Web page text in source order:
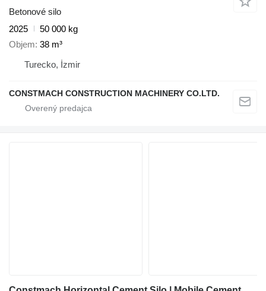
Betonové silo
2025
50 000 kg
Objem 38 m³
Turecko, İzmir
CONSTMACH CONSTRUCTION MACHINERY CO.LTD.